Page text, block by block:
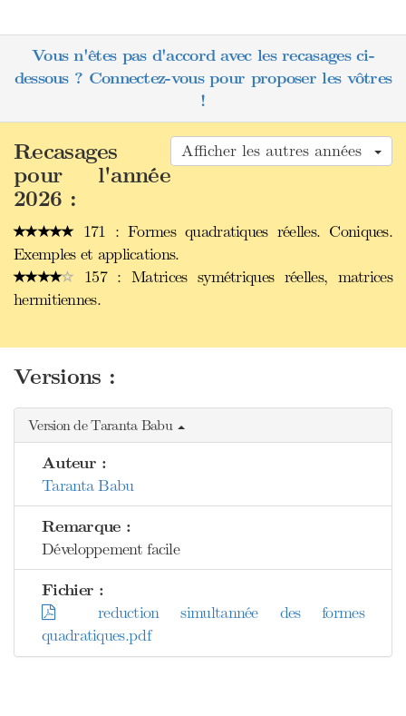
Vous n'êtes pas d'accord avec les recasages ci-
dessous ? Connectez-vous pour proposer les vôtres
!
Afficher les autres années
Recasages
pour l'année
2026 :
171 : Formes quadratiques réelles. Coniques.
Exemples et applications.
157 : Matrices symétriques réelles, matrices
hermitiennes.
Versions :
Version de Taranta Babu
Auteur :
Taranta Babu
Remarque :
Développement facile
Fichier :
reduction simultannée des formes
quadratiques.pdf